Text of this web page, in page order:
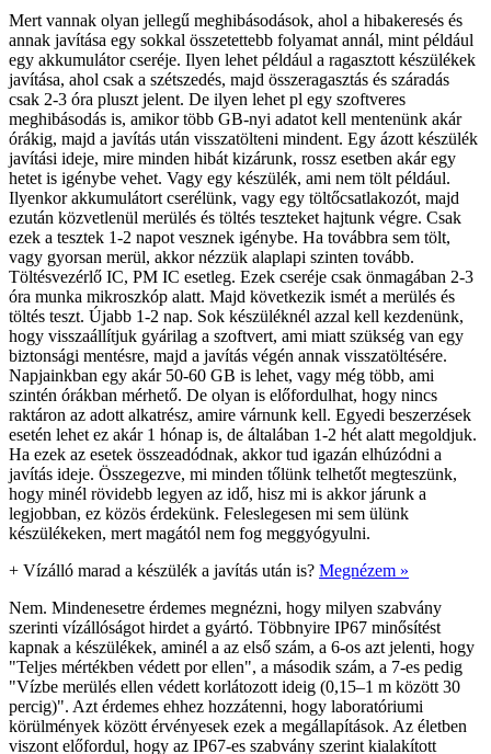
Mert vannak olyan jellegű meghibásodások, ahol a hibakeresés és
annak javítása egy sokkal összetettebb folyamat annál, mint például
egy akkumulátor cseréje. Ilyen lehet például a ragasztott készülékek
javítása, ahol csak a szétszedés, majd összeragasztás és száradás
csak 2-3 óra pluszt jelent. De ilyen lehet pl egy szoftveres
meghibásodás is, amikor több GB-nyi adatot kell mentenünk akár
órákig, majd a javítás után visszatölteni mindent. Egy ázott készülék
javítási ideje, mire minden hibát kizárunk, rossz esetben akár egy
hetet is igénybe vehet. Vagy egy készülék, ami nem tölt például.
Ilyenkor akkumulátort cserélünk, vagy egy töltőcsatlakozót, majd
ezután közvetlenül merülés és töltés teszteket hajtunk végre. Csak
ezek a tesztek 1-2 napot vesznek igénybe. Ha továbbra sem tölt,
vagy gyorsan merül, akkor nézzük alaplapi szinten tovább.
Töltésvezérlő IC, PM IC esetleg. Ezek cseréje csak önmagában 2-3
óra munka mikroszkóp alatt. Majd következik ismét a merülés és
töltés teszt. Újabb 1-2 nap. Sok készüléknél azzal kell kezdenünk,
hogy visszaállítjuk gyárilag a szoftvert, ami miatt szükség van egy
biztonsági mentésre, majd a javítás végén annak visszatöltésére.
Napjainkban egy akár 50-60 GB is lehet, vagy még több, ami
szintén órákban mérhető. De olyan is előfordulhat, hogy nincs
raktáron az adott alkatrész, amire várnunk kell. Egyedi beszerzések
esetén lehet ez akár 1 hónap is, de általában 1-2 hét alatt megoldjuk.
Ha ezek az esetek összeadódnak, akkor tud igazán elhúzódni a
javítás ideje. Összegezve, mi minden tőlünk telhetőt megteszünk,
hogy minél rövidebb legyen az idő, hisz mi is akkor járunk a
legjobban, ez közös érdekünk. Feleslegesen mi sem ülünk
készülékeken, mert magától nem fog meggyógyulni.
+ Vízálló marad a készülék a javítás után is? Megnézem »
Nem. Mindenesetre érdemes megnézni, hogy milyen szabvány
szerinti vízállóságot hirdet a gyártó. Többnyire IP67 minősítést
kapnak a készülékek, aminél a az első szám, a 6-os azt jelenti, hogy
"Teljes mértékben védett por ellen", a második szám, a 7-es pedig
"Vízbe merülés ellen védett korlátozott ideig (0,15–1 m között 30
percig)". Azt érdemes ehhez hozzátenni, hogy laboratóriumi
körülmények között érvényesek ezek a megállapítások. Az életben
viszont előfordul, hogy az IP67-es szabvány szerint kialakított